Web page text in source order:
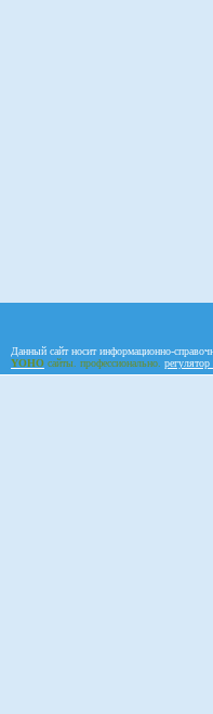
Данный сайт носит информационно-
YOHO сайты. профессионально.